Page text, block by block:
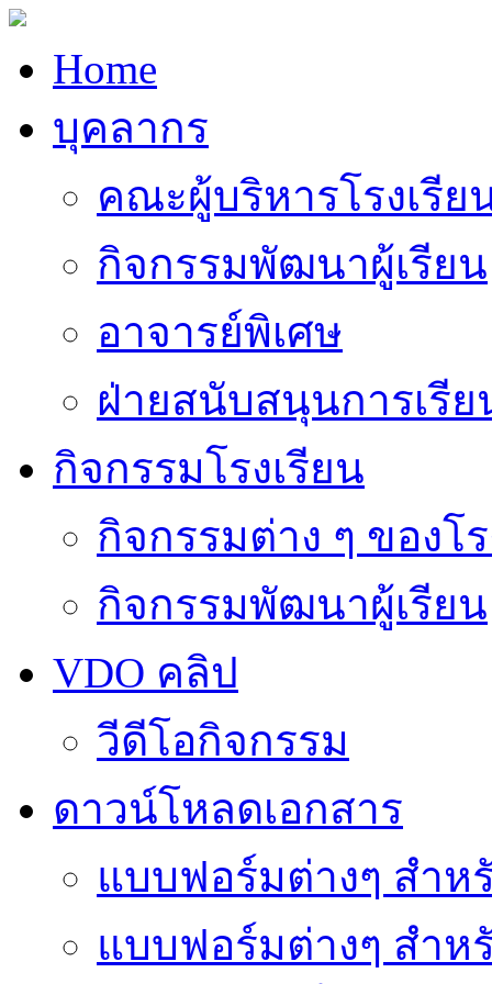
Home
บุคลากร
คณะผู้บริหารโรงเรีย
กิจกรรมพัฒนาผู้เรียน
อาจารย์พิเศษ
ฝ่ายสนับสนุนการเรี
กิจกรรมโรงเรียน
กิจกรรมต่าง ๆ ของโ
กิจกรรมพัฒนาผู้เรียน
VDO คลิป
วีดีโอกิจกรรม
ดาวน์โหลดเอกสาร
แบบฟอร์มต่างๆ สำห
แบบฟอร์มต่างๆ สำห